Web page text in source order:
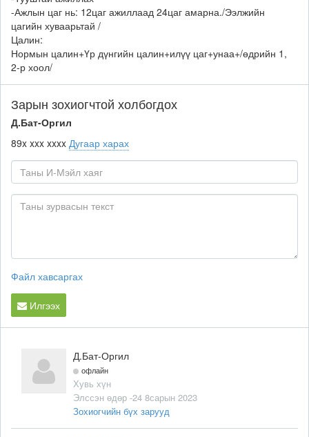
-Ажлын цаг нь: 12цаг ажиллаад 24цаг амарна./Ээлжийн
цагийн хуваарьтай /
Цалин:
Нормын цалин+Үр дүнгийн цалин+илүү цаг+унаа+/өдрийн 1,
2-р хоол/
Зарын зохиогчтой холбогдох
Д.Бат-Оргил
89x xxx xxxx Дугаар харах
Файл хавсаргах
Илгээх
Д.Бат-Оргил
офлайн
Хувь хүн
Элссэн өдөр -24 8сарын 2023
Зохиогчийн бүх зарууд